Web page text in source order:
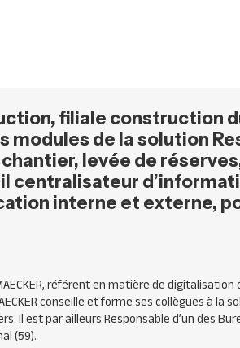
filiale construction
modules de la solution
levée de
centralisateur
interne et externe,
référent en matière de
conseille et forme ses collègues à la
Il est par ailleurs Responsable d’un des
(59).